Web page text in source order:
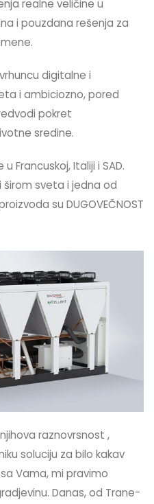
realne veličine u
i pouzdana rešenja za
digitalne i
i ambiciozno, pored
pokret
sredine.
Francuskoj, Italiji i SAD.
širom sveta i jedna od
su DUGOVEČNOST
raznovrsnost ,
soluciju za bilo kakav
Vama, mi pravimo
Danas, od Trane-